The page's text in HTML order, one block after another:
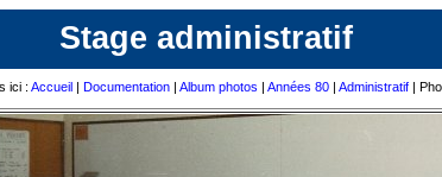
Stage administratif
ici : Accueil| Documentation| Album photos | Années 80| Administratif|